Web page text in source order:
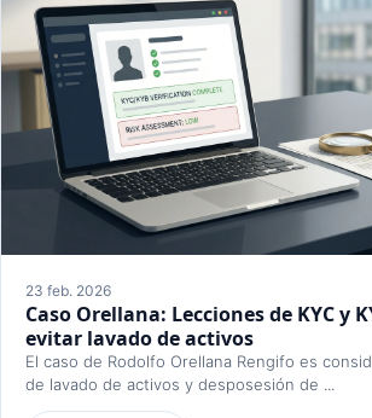
23 feb. 2026
Caso Orellana: Lecciones de KYC y
evitar lavado de activos
El caso de Rodolfo Orellana Rengifo es
de lavado de activos y desposesión de ...